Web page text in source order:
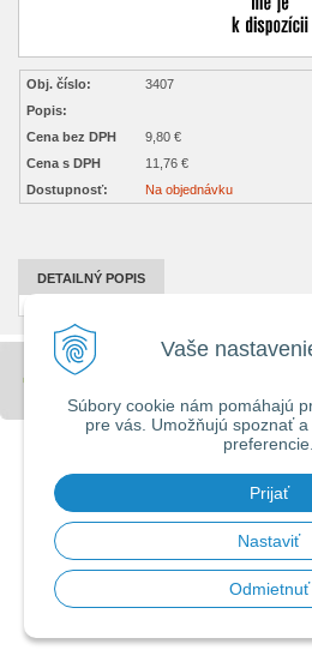
Vaše
Súbory cookie nám pomáhajú
pre vás. Umožňujú spoznať
preferencie.
Prijať
Nastaviť
Odmietnuť
Obj. číslo:
3407
Popis:
Cena bez DPH
9,80 €
Cena s DPH
11,76 €
Dostupnosť:
Na objednávku
DETAILNÝ POPIS
© 2026 Stavebniny - DUMA •
WEBYGROUP